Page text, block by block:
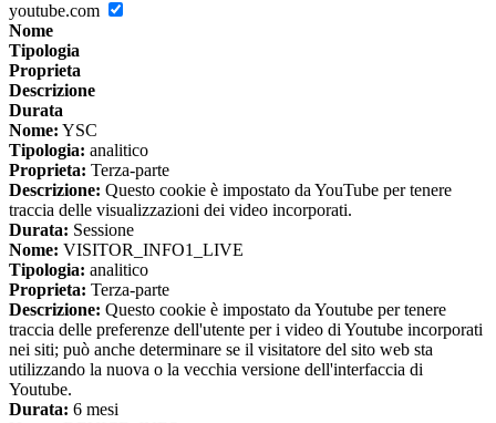
youtube.com
Nome
Tipologia
Proprieta
Descrizione
Durata
Nome: YSC
Tipologia: analitico
Proprieta: Terza-parte
Descrizione: Questo cookie è impostato da YouTube per tenere
traccia delle visualizzazioni dei video incorporati.
Durata: Sessione
Nome: VISITOR_INFO1_LIVE
Tipologia: analitico
Proprieta: Terza-parte
Descrizione: Questo cookie è impostato da Youtube per tenere
traccia delle preferenze dell'utente per i video di Youtube incorporati
nei siti; può anche determinare se il visitatore del sito web sta
utilizzando la nuova o la vecchia versione dell'interfaccia di
Youtube.
Durata: 6 mesi